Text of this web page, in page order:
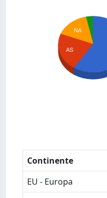
NA
AS
Continente
EU - Europa